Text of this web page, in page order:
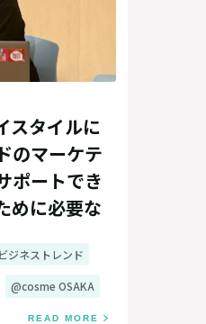
スタイルに
のマーケテ
ポートでき
めに必要な
ビジネストレンド
@cosme OSAKA
READ MORE